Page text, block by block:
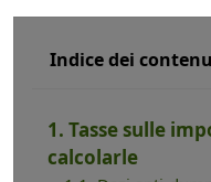
Indice dei
1. Tasse sulle
calcolarle